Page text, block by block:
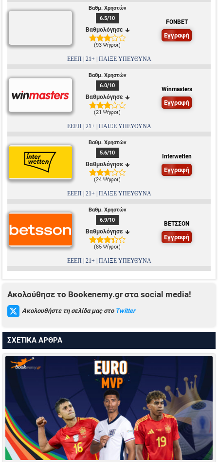
Βαθμ. Χρηστών
6.5/10
Βαθμολόγησε
(93 Ψήφοι)
FONBET
Εγγραφή
ΕΕΕΠ | 21+ | ΠΑΙΞΕ ΥΠΕΥΘΥΝΑ
Βαθμ. Χρηστών
6.0/10
Βαθμολόγησε
(21 Ψήφοι)
Winmasters
Εγγραφή
ΕΕΕΠ | 21+ | ΠΑΙΞΕ ΥΠΕΥΘΥΝΑ
Βαθμ. Χρηστών
5.6/10
Βαθμολόγησε
(24 Ψήφοι)
Interwetten
Εγγραφή
ΕΕΕΠ | 21+ | ΠΑΙΞΕ ΥΠΕΥΘΥΝΑ
Βαθμ. Χρηστών
6.9/10
Βαθμολόγησε
(85 Ψήφοι)
ΒΕΤΣΣΟΝ
Εγγραφή
ΕΕΕΠ | 21+ | ΠΑΙΞΕ ΥΠΕΥΘΥΝΑ
Ακολούθησε το Bookenemy.gr στα social media!
Ακολουθήστε τη σελίδα μας στο Twitter
ΣΧΕΤΙΚΑ ΑΡΘΡΑ